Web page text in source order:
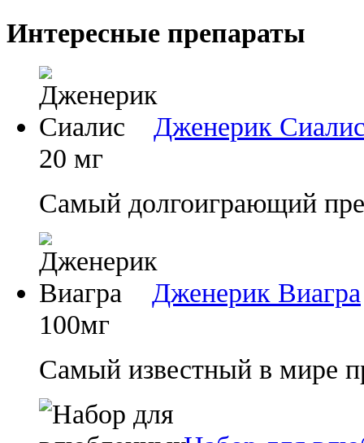
Интересные препараты
Дженерик
20 мг
Самый долгоиграющий
Дженерик Виагра
100мг
Самый известный в мире